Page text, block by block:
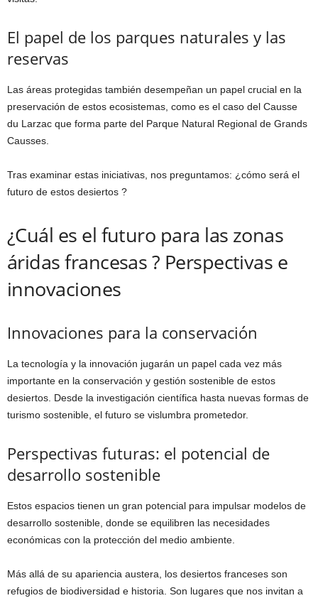
El papel de los parques naturales y las
reservas
Las áreas protegidas también desempeñan un papel crucial en la
preservación de estos ecosistemas, como es el caso del Causse
du Larzac que forma parte del Parque Natural Regional de Grands
Causses.
Tras examinar estas iniciativas, nos preguntamos: ¿cómo será el
futuro de estos desiertos ?
¿Cuál es el futuro para las zonas
áridas francesas ? Perspectivas e
innovaciones
Innovaciones para la conservación
La tecnología y la innovación jugarán un papel cada vez más
importante en la conservación y gestión sostenible de estos
desiertos. Desde la investigación científica hasta nuevas formas de
turismo sostenible, el futuro se vislumbra prometedor.
Perspectivas futuras: el potencial de
desarrollo sostenible
Estos espacios tienen un gran potencial para impulsar modelos de
desarrollo sostenible, donde se equilibren las necesidades
económicas con la protección del medio ambiente.
Más allá de su apariencia austera, los desiertos franceses son
refugios de biodiversidad e historia. Son lugares que nos invitan a